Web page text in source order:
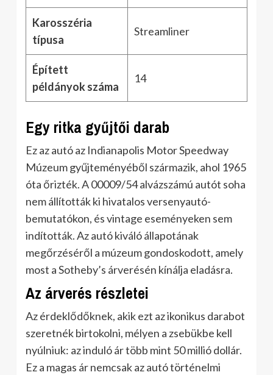
Karosszéria
típusa
Streamliner
Épített
példányok száma
14
Egy ritka gyűjtői darab
Ez az autó az Indianapolis Motor Speedway
Múzeum gyűjteményéből származik, ahol 1965
óta őrizték. A 00009/54 alvázszámú autót soha
nem állították ki hivatalos versenyautó-
bemutatókon, és vintage eseményeken sem
indították. Az autó kiváló állapotának
megőrzéséről a múzeum gondoskodott, amely
most a Sotheby’s árverésén kínálja eladásra.
Az árverés részletei
Az érdeklődőknek, akik ezt az ikonikus darabot
szeretnék birtokolni, mélyen a zsebükbe kell
nyúlniuk: az induló ár több mint 50 millió dollár.
Ez a magas ár nemcsak az autó történelmi